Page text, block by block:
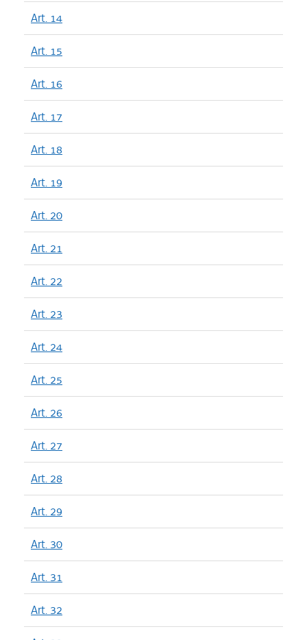
Art. 14
Art. 15
Art. 16
Art. 17
Art. 18
Art. 19
Art. 20
Art. 21
Art. 22
Art. 23
Art. 24
Art. 25
Art. 26
Art. 27
Art. 28
Art. 29
Art. 30
Art. 31
Art. 32